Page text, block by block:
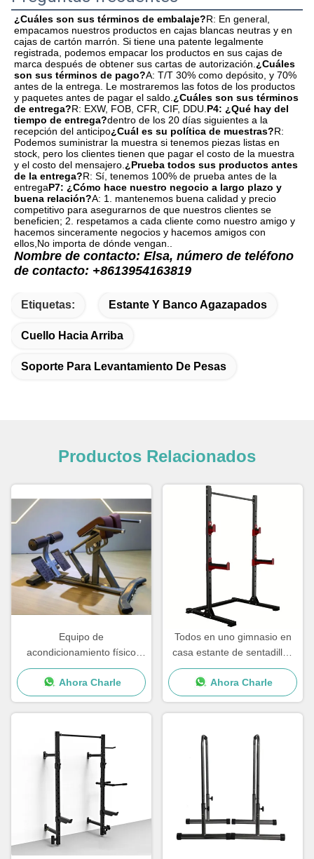
¿Cuáles son sus términos de embalaje?R: En general,
empacamos nuestros productos en cajas blancas neutras y en
cajas de cartón marrón. Si tiene una patente legalmente
registrada, podemos empacar los productos en sus cajas de
marca después de obtener sus cartas de autorización. ¿Cuáles
son sus términos de pago?A: T/T 30% como depósito, y 70%
antes de la entrega. Le mostraremos las fotos de los productos
y paquetes antes de pagar el saldo. ¿Cuáles son sus términos
de entrega?R: EXW, FOB, CFR, CIF, DDU. P4: ¿Qué hay del
tiempo de entrega?dentro de los 20 días siguientes a la
recepción del anticipo¿Cuál es su política de muestras?R:
Podemos suministrar la muestra si tenemos piezas listas en
stock, pero los clientes tienen que pagar el costo de la muestra
y el costo del mensajero. ¿Prueba todos sus productos antes
de la entrega?R: Sí, tenemos 100% de prueba antes de la
entregaP7: ¿Cómo hace nuestro negocio a largo plazo y
buena relación?A: 1. mantenemos buena calidad y precio
competitivo para asegurarnos de que nuestros clientes se
beneficien; 2. respetamos a cada cliente como nuestro amigo y
hacemos sinceramente negocios y hacemos amigos con
ellos,No importa de dónde vengan..
Nombre de contacto: Elsa, número de teléfono
de contacto: +8613954163819
Etiquetas: Estante Y Banco Agazapados
Cuello Hacia Arriba
Soporte Para Levantamiento De Pesas
Productos Relacionados
Equipo de
acondicionamiento físico
Ejercicio de espalda de
extensión de espalda
ajustable silla romana
Ahora Charle
Todos en uno gimnasio en
casa estante de sentadillas
equipo de
acondicionamiento físico
comercial máquinas
cargadas de placas
Ahora Charle